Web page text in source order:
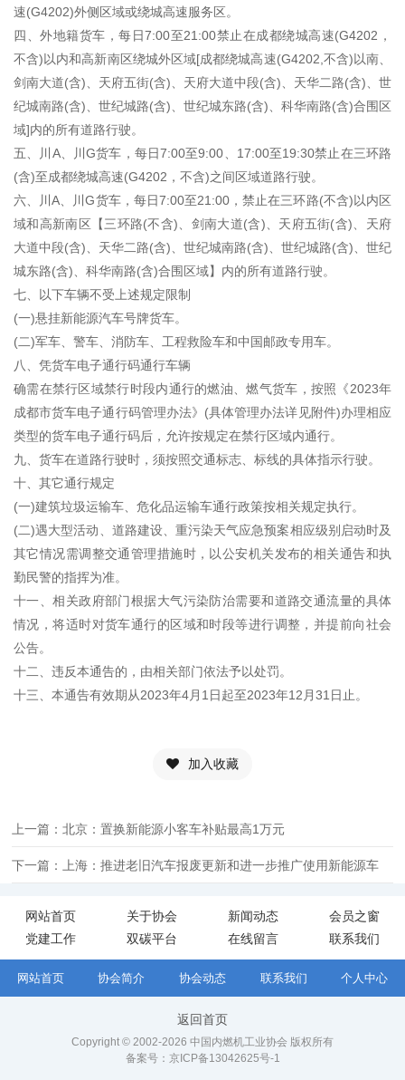
速(G4202)外侧区域或绕城高速服务区。
四、外地籍货车，每日7:00至21:00禁止在成都绕城高速(G4202，
不含)以内和高新南区绕城外区域[成都绕城高速(G4202,不含)以南、
剑南大道(含)、天府五街(含)、天府大道中段(含)、天华二路(含)、世
纪城南路(含)、世纪城路(含)、世纪城东路(含)、科华南路(含)合围区
域]内的所有道路行驶。
五、川A、川G货车，每日7:00至9:00、17:00至19:30禁止在三环路
(含)至成都绕城高速(G4202，不含)之间区域道路行驶。
六、川A、川G货车，每日7:00至21:00，禁止在三环路(不含)以内区
域和高新南区【三环路(不含)、剑南大道(含)、天府五街(含)、天府
大道中段(含)、天华二路(含)、世纪城南路(含)、世纪城路(含)、世纪
城东路(含)、科华南路(含)合围区域】内的所有道路行驶。
七、以下车辆不受上述规定限制
(一)悬挂新能源汽车号牌货车。
(二)军车、警车、消防车、工程救险车和中国邮政专用车。
八、凭货车电子通行码通行车辆
确需在禁行区域禁行时段内通行的燃油、燃气货车，按照《2023年
成都市货车电子通行码管理办法》(具体管理办法详见附件)办理相应
类型的货车电子通行码后，允许按规定在禁行区域内通行。
九、货车在道路行驶时，须按照交通标志、标线的具体指示行驶。
十、其它通行规定
(一)建筑垃圾运输车、危化品运输车通行政策按相关规定执行。
(二)遇大型活动、道路建设、重污染天气应急预案相应级别启动时及
其它情况需调整交通管理措施时，以公安机关发布的相关通告和执
勤民警的指挥为准。
十一、相关政府部门根据大气污染防治需要和道路交通流量的具体
情况，将适时对货车通行的区域和时段等进行调整，并提前向社会
公告。
十二、违反本通告的，由相关部门依法予以处罚。
十三、本通告有效期从2023年4月1日起至2023年12月31日止。
加入收藏
上一篇：北京：置换新能源小客车补贴最高1万元
下一篇：上海：推进老旧汽车报废更新和进一步推广使用新能源车
网站首页 关于协会 新闻动态
会员之窗
党建工作
双碳平台 在线留言 联系我们
网站首页 协会简介 协会动态 联系我们 个人中心
返回首页
Copyright © 2002-2026 中国内燃机工业协会 版权所有
备案号： 京ICP备13042625号-1